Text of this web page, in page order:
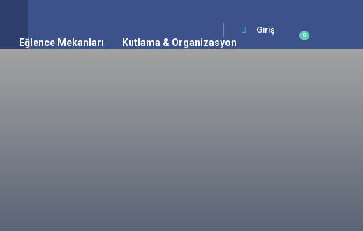
0
Giriş
Eğlence Mekanları Kutlama & Organizasyon